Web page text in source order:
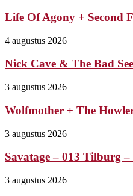
Life Of Agony + Second
4 augustus 2026
Nick Cave & The Bad
3 augustus 2026
Wolfmother + The
3 augustus 2026
Savatage – 013 Tilburg –
3 augustus 2026